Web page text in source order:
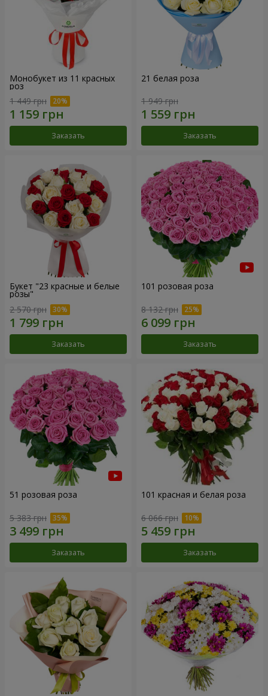
Монобукет из 11 красных
роз
1 449 грн
Заказать
21 белая роза
1 949 грн
Заказать
Букет "23 красные и белые
розы"
2 570 грн
Заказать
101 розовая роза
8 132 грн
Заказать
51 розовая роза
5 383 грн
Заказать
101 красная и белая роза
6 066 грн
Заказать